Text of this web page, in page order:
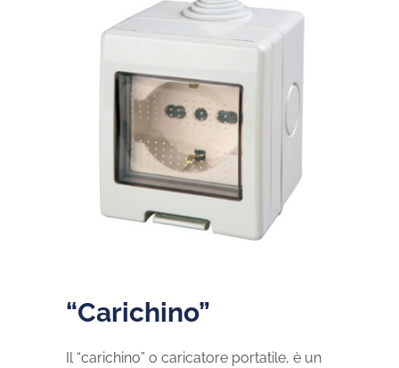
“Carichino”
Il “carichino” o caricatore portatile, è un